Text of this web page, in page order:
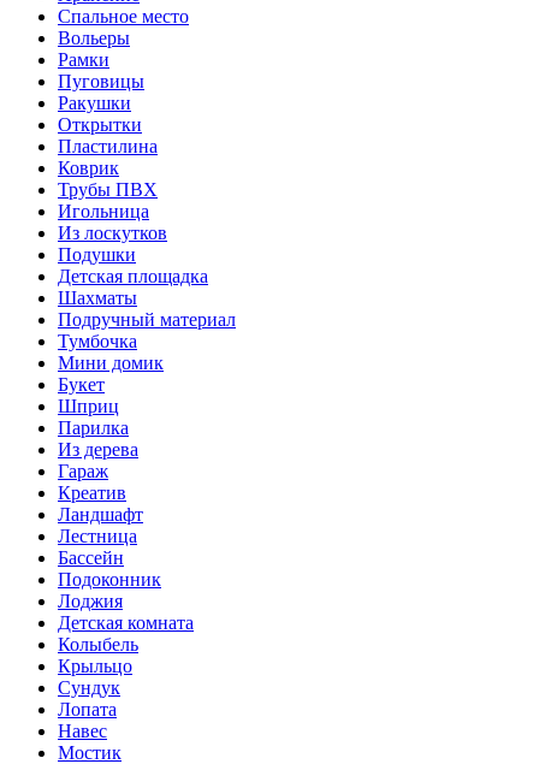
Спальное место
Вольеры
Рамки
Пуговицы
Ракушки
Открытки
Пластилина
Коврик
Трубы ПВХ
Игольница
Из лоскутков
Подушки
Детская площадка
Шахматы
Подручный материал
Тумбочка
Мини домик
Букет
Шприц
Парилка
Из дерева
Гараж
Креатив
Ландшафт
Лестница
Бассейн
Подоконник
Лоджия
Детская комната
Колыбель
Крыльцо
Сундук
Лопата
Навес
Мостик